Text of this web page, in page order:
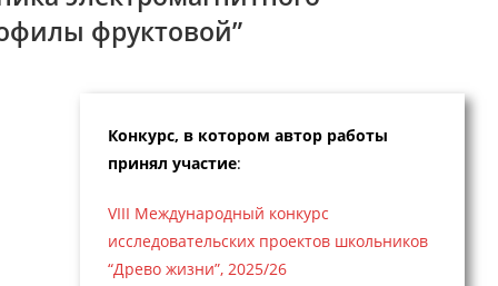
фруктовой”
Конкурс, в котором автор работы
принял участие:
VIII Международный конкурс
исследовательских проектов школьников
“Древо жизни”, 2025/26